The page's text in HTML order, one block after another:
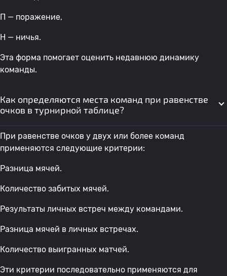
П — поражение,
Н — ничья.
Эта форма помогает оценить недавнюю динамику
команды.
Как определяются места команд при равенстве
очков в турнирной таблице?
При равенстве очков у двух или более команд
применяются следующие критерии:
Разница мячей.
Количество забитых мячей.
Результаты личных встреч между командами.
Разница мячей в личных встречах.
Количество выигранных матчей.
Эти критерии последовательно применяются для